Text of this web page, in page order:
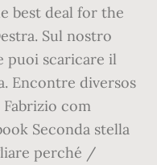
best deal for the
Sul nostro
puoi scaricare il
Encontre diversos
com
Seconda stella
perché /